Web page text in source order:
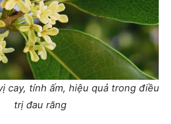
cay, tính ấm, hiệu quả trong điều
trị đau răng